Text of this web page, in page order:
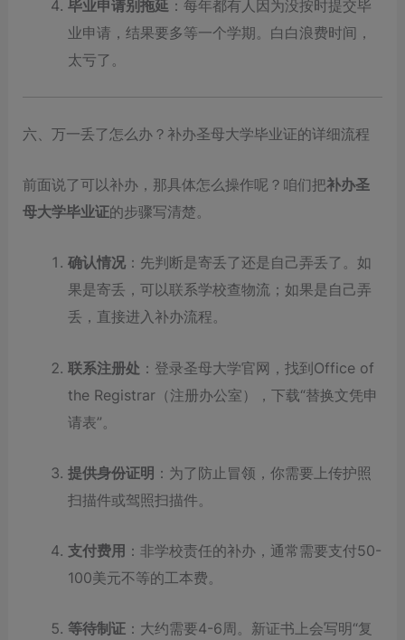
毕业申请别拖延：每年都有人因为没按时提交毕
业申请，结果要多等一个学期。白白浪费时间，
太亏了。
六、万一丢了怎么办？补办圣母大学毕业证的详细流程
前面说了可以补办，那具体怎么操作呢？咱们把补办圣
母大学毕业证的步骤写清楚。
确认情况：先判断是寄丢了还是自己弄丢了。如
果是寄丢，可以联系学校查物流；如果是自己弄
丢，直接进入补办流程。
联系注册处 ：登录圣母大学官网，找到Office of
the Registrar（注册办公室），下载“替换文凭申
请表”。
提供身份证明 ：为了防止冒领，你需要上传护照
扫描件或驾照扫描件。
支付费用 ：非学校责任的补办，通常需要支付50-
100美元不等的工本费。
等待制证：大约需要4-6周。新证书上会写明“复